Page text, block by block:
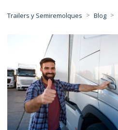
Trailers y Semiremolques > Blog >